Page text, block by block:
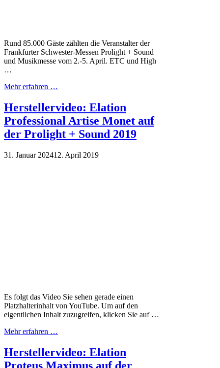
Rund 85.000 Gäste zählten die Veranstalter der
Frankfurter Schwester-Messen Prolight + Sound
und Musikmesse vom 2.-5. April. ETC und High
…
Mehr erfahren …
Herstellervideo: Elation
Professional Artise Monet auf
der Prolight + Sound 2019
31. Januar 202412. April 2019
Es folgt das Video Sie sehen gerade einen
Platzhalterinhalt von YouTube. Um auf den
eigentlichen Inhalt zuzugreifen, klicken Sie auf …
Mehr erfahren …
Herstellervideo: Elation